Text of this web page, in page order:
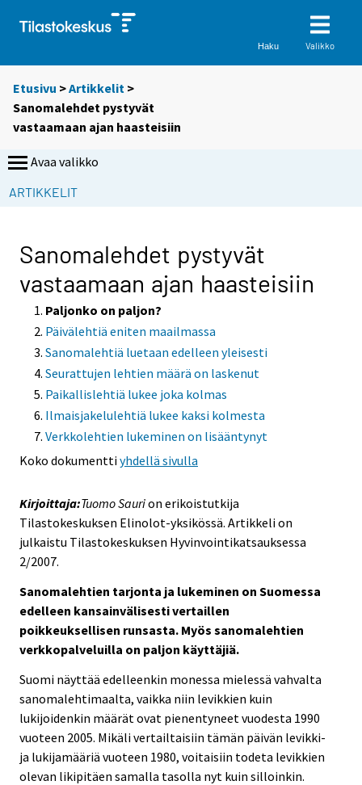
Haku Valikko
Etusivu >Artikkelit >
Sanomalehdet pystyvät
vastaamaan ajan haasteisiin
Avaa valikko
ARTIKKELIT
Sanomalehdet pystyvät
vastaamaan ajan haasteisiin
Paljonko on paljon?
Päivälehtiä eniten maailmassa
Sanomalehtiä luetaan edelleen yleisesti
Seurattujen lehtien määrä on laskenut
Paikallislehtiä lukee joka kolmas
Ilmaisjakelulehtiä lukee kaksi kolmesta
Verkkolehtien lukeminen on lisääntynyt
Koko dokumenttiyhdellä sivulla
Kirjoittaja:Tuomo Saurion erikoistutkija
Tilastokeskuksen Elinolot-yksikössä. Artikkeli on
julkaistu Tilastokeskuksen Hyvinvointikatsauksessa
2/2007.
Sanomalehtien tarjonta ja lukeminen on Suomessa
edelleen kansainvälisesti vertaillen
poikkeuksellisen runsasta. Myös sanomalehtien
verkkopalveluilla on paljon käyttäjiä.
Suomi näyttää edelleenkin monessa mielessä vahvalta
sanomalehtimaalta, vaikka niin levikkien kuin
lukijoidenkin määrät ovat pienentyneet vuodesta 1990
vuoteen 2005. Mikäli vertailtaisiin tämän päivän levikki-
ja lukijamääriä vuoteen 1980, voitaisiin todeta levikkien
olevan likipitäen samalla tasolla nyt kuin silloinkin.